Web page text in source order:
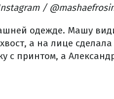
/
одежде. Машу
а на лице
с принтом, а